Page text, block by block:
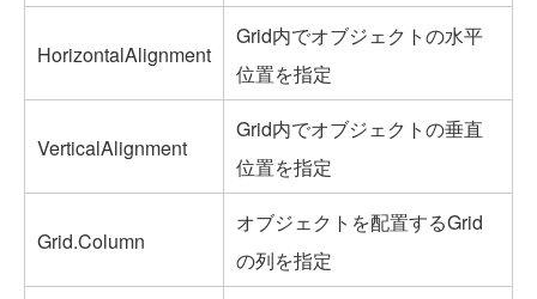
HorizontalAlignment
Grid内でオブジェクトの水平
位置を指定
VerticalAlignment
Grid内でオブジェクトの垂直
位置を指定
Grid.Column
オブジェクトを配置するGrid
の列を指定